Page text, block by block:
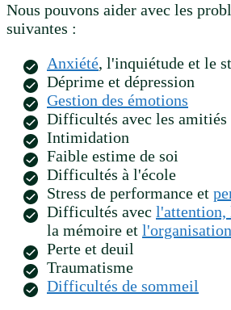
Nous pouvons aider avec les
suivantes :
Anxiété, l'inquiétude et le
Déprime et dépression
Gestion des émotions
Difficultés avec les amitiés
Intimidation
Faible estime de soi
Difficultés à l'école
Stress de performance et
Difficultés avec l'attention,
la mémoire et l'organisation
Perte et deuil
Traumatisme
Difficultés de sommeil